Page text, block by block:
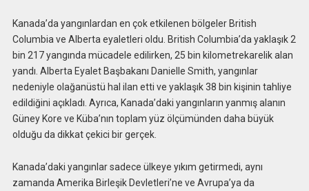
Kanada’da yangınlardan en çok etkilenen bölgeler British
Columbia ve Alberta eyaletleri oldu. British Columbia’da yaklaşık 2
bin 217 yangında mücadele edilirken, 25 bin kilometrekarelik alan
yandı. Alberta Eyalet Başbakanı Danielle Smith, yangınlar
nedeniyle olağanüstü hal ilan etti ve yaklaşık 38 bin kişinin tahliye
edildiğini açıkladı. Ayrıca, Kanada’daki yangınların yanmış alanın
Güney Kore ve Küba’nın toplam yüz ölçümünden daha büyük
olduğu da dikkat çekici bir gerçek.
Kanada’daki yangınlar sadece ülkeye yıkım getirmedi, aynı
zamanda Amerika Birleşik Devletleri’ne ve Avrupa’ya da